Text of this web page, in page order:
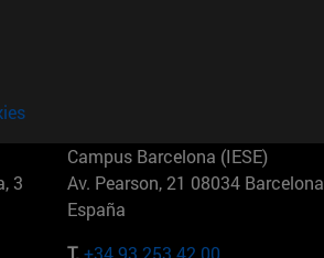
3
Campus Barcelona (IESE)
Av. Pearson, 21 08034 Barcelona
España
T. +34 93 253 42 00